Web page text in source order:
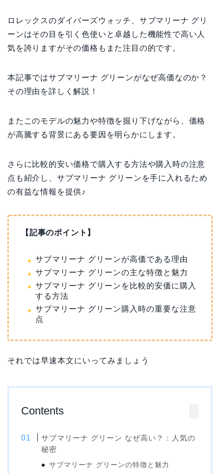
ロレックスのダイバーズウォッチ、サブマリーナ グリ
ーンはその目を引く色使いと卓越した機能性で高い人
気を誇りますがその価格もまた注目の的です。
本記事ではサブマリーナ グリーンがなぜ高価なのか？
その理由を詳しく解説！
またこのモデルの魅力や特徴を掘り下げながら、価格
が高騰する背景にある要因を明らかにします。
さらに比較的安い価格で購入する方法や購入時の注意
点も紹介し、サブマリーナ グリーンを手に入れるため
の有益な情報を提供♪
【記事のポイント】
サブマリーナ グリーンが高価である理由
サブマリーナ グリーンの主な特徴と魅力
サブマリーナ グリーンを比較的安価に購入
する方法
サブマリーナ グリーン購入時の重要な注意
点
それでは早速本文にいってみましょう
Contents
サブマリーナ グリーン なぜ高い？：人気の
秘密
サブマリーナ グリーンの特徴と魅力